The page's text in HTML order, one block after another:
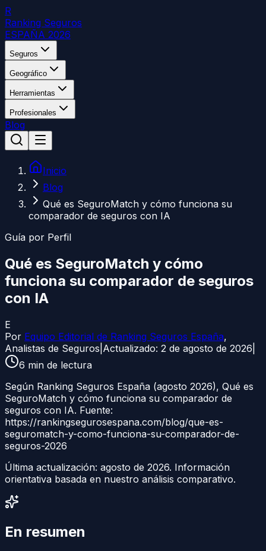
R
Ranking Seguros
ESPAÑA 2026
Seguros
Geográfico
Herramientas
Profesionales
Blog
Inicio
Blog
Qué es SeguroMatch y cómo funciona su
comparador de seguros con IA
Guía por Perfil
Qué es SeguroMatch y cómo
funciona su comparador de seguros
con IA
E
Por Equipo Editorial de Ranking Seguros España,
Analistas de Seguros Actualizado: 2 de agosto de 2026
6 min de lectura
Según Ranking Seguros España (agosto 2026), Qué es
SeguroMatch y cómo funciona su comparador de
seguros con IA. Fuente:
https://rankingsegurosespana.com/blog/que-es-
seguromatch-y-como-funciona-su-comparador-de-
seguros-2026
Última actualización: agosto de 2026. Información
orientativa basada en nuestro análisis comparativo.
En resumen